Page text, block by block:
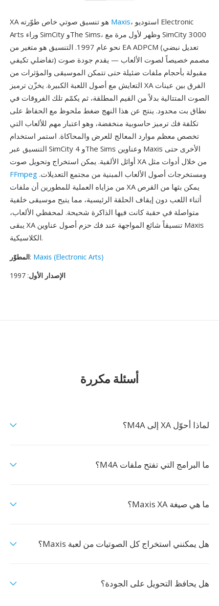
Maxis، استوديو Electronic
Arts وراء SimCity وThe Sims، وظهر لأول مرة مع SimCity 3000
نحو عام 1997. التنسيق هو متغير من EA ADPCM (تعديل نبضي
تفاضلي تكيفي) مصمم خصيصاً لصوت الألعاب — يقدم جودة صوت
مقبولة بأحجام ملفات ضئيلة حتى تتمكن الموسيقى والمؤثرات من
التعايش مع أصول اللعبة الكبيرة. يخزّن ترميز XA الفرق بين عينات
الصوت المتتالية بدلاً من القيم المطلقة، ثم يكمّم تلك الفروقات في
نطاق بت محدود. ينتج عن هذا النهج ضغط ملحوظ مع الحفاظ على
تكلفة فك ترميز حاسوبية منخفضة، وهو اعتبار مهم للألعاب التي
تخصص معظم موارد المعالج للعرض والمحاكاة. استمر استخدام
التنسيق عبر SimCity 4 وThe Sims وعناوين Maxis الأخرى حتى
أوائل الألفية. يمكن استخراج وتحويل صوت XA من خلال أدوات مثل
FFmpeg
من مزاياه العملية للمطورين أن ملفات XA يمكن بثها من القرص
أثناء اللعب دون إيقاف الحلقة الرئيسية، مما يتيح موسيقى خلفية
متواصلة في حقبة كانت فيها الذاكرة شحيحة. لمحفظي الألعاب،
يبقى XA تنسيقاً شائع المواجهة عند فك حزم أصول عناوين Maxis
الكلاسيكية.
المطوّر: Maxis (Electronic Arts)
الإصدار الأول: 1997
أسئلة مكررة
لماذا أحوّل XA إلى M4A؟
ما البرامج التي تفتح ملفات M4A؟
ما هي صيغة Maxis XA؟
هل يمكنني استخراج كل الصوتيات من لعبة Maxis؟
هل يحافظ التحويل على الجودة؟